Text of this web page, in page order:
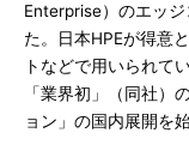
Enterprise）のエッ
た。日本HPEが得意
トなどで用いられて
「業界初」（同社）
ョン」の国内展開を